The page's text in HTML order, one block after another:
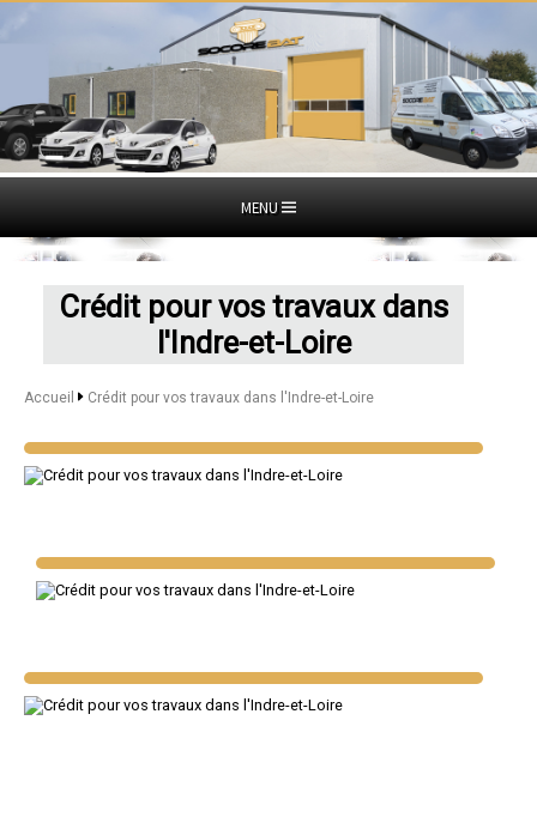
MENU
Crédit pour vos travaux dans
l'Indre-et-Loire
Accueil Crédit pour vos travaux dans l'Indre-et-Loire